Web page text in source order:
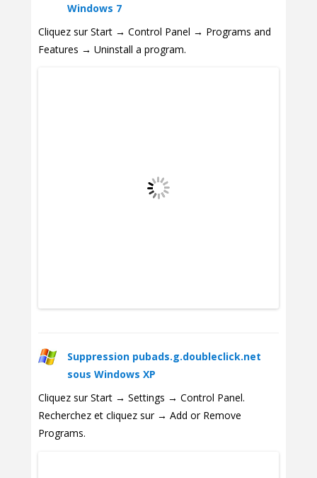
Windows 7
Cliquez sur Start → Control Panel → Programs and
Features → Uninstall a program.
Suppression pubads.g.doubleclick.net
sous Windows XP
Cliquez sur Start → Settings → Control Panel.
Recherchez et cliquez sur → Add or Remove
Programs.